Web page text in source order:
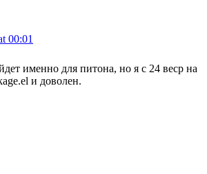
00:01
именно для питона, но я с 24 веср на
и доволен.